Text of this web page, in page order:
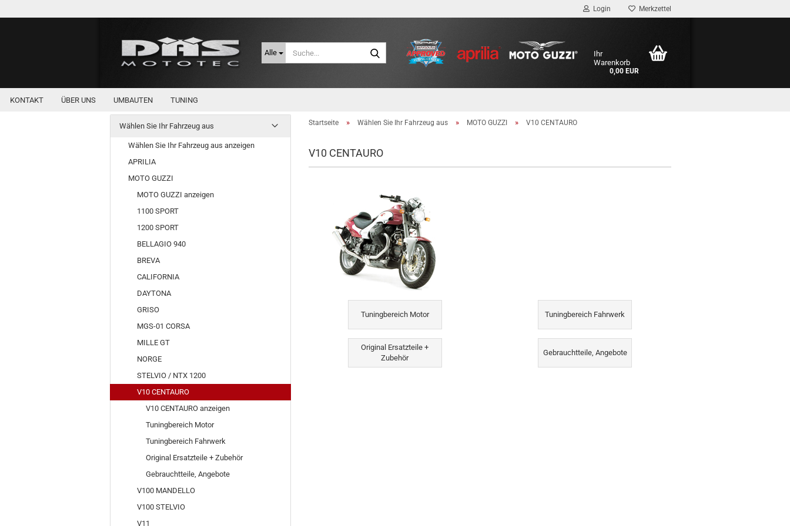
Login Merkzettel
Alle
Suche...
Ihr
Warenkorb
0,00 EUR
KONTAKT ÜBER UNS UMBAUTEN TUNING
Startseite » Wählen Sie Ihr Fahrzeug aus » MOTO GUZZI » V10 CENTAURO
V10 CENTAURO
Tuningbereich Motor Tuningbereich Fahrwerk
Original Ersatzteile +
Zubehör
Gebrauchtteile, Angebote
Wählen Sie Ihr Fahrzeug aus
Wählen Sie Ihr Fahrzeug aus anzeigen
APRILIA
MOTO GUZZI
MOTO GUZZI anzeigen
1100 SPORT
1200 SPORT
BELLAGIO 940
BREVA
CALIFORNIA
DAYTONA
GRISO
MGS-01 CORSA
MILLE GT
NORGE
STELVIO / NTX 1200
V10 CENTAURO
V10 CENTAURO anzeigen
Tuningbereich Motor
Tuningbereich Fahrwerk
Original Ersatzteile + Zubehör
Gebrauchtteile, Angebote
V100 MANDELLO
V100 STELVIO
V11